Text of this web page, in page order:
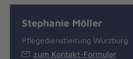
Stephanie Möller
Pflegedienstleitung Würzburg
zum Kontakt-Formular